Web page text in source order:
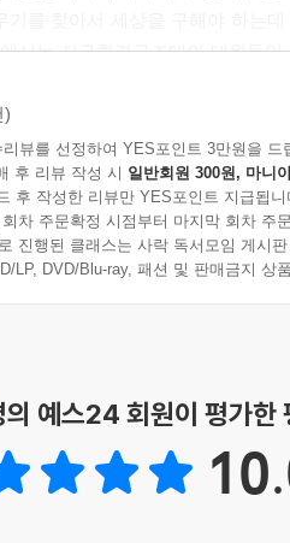
잡았는데 말이지! 지구환경구
었다고 말하고 싶어!
서는 지구환경구조대의 대원들
시된 지상 최대의 열대우림인
번째 슈퍼무기인 현명한 선택,
온실가스의 주요 원인이 화석연
이라는 사실을 밝혀냈다. 또 유
대장인 델타는 이번에도 자신
이, 즉 게으르고 조심성 없는 사
조대 The Planet Agents vol.2-우
심화시키는 계획)’에 이 책 역시
)
뷰를 선정하여 YES포인트 3만원을 드
후 리뷰 작성 시 일반회원 300원, 마니
후 작성한 리뷰만 YES포인트 지급됩니
차 주문확정 시점부터 마지막 회차 주
진행된 클래스는 사락 독서모임 게시
LP, DVD/Blu-ray, 패션 및 판매금지 상
의 예스24 회원이 평가한